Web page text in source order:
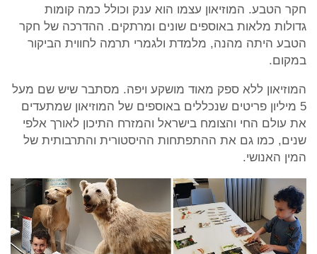
חקר הטבע. המוזיאון עצמו הוא ענק וכולל כמה קומות
גדולות מלאות באוספים שונים ומרתקים. ההדרכה של חקר
הטבע היתה מהנה, מלמדת ולגמרי תרמה לחווית הביקור
במקום.
המוזיאון ללא ספק מאוד מושקע ויפה. מסתבר שיש שם מעל
5 מיליון פריטים שנכללים באוספים של המוזיאון שמתעדים
את עולם החי והצומח בישראל והמזרח התיכון לאורך אלפי
שנים, כמו גם את ההתפתחות ההיסטורית והתרבותית של
המין האנושי.